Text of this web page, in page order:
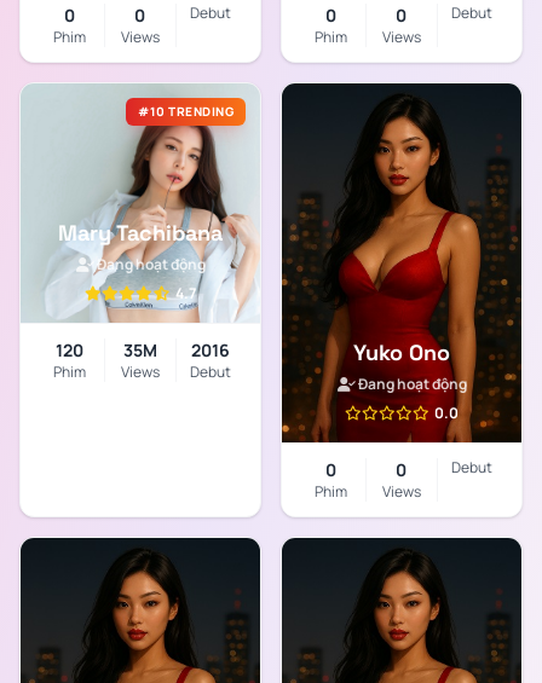
0
Phim
0
Views
Debut 0
Phim
0
Views
Debut
#10 TRENDING
Mary Tachibana
Đang hoạt động
4.7
120
Phim
35M
Views
2016
Debut
Yuko Ono
Đang hoạt động
0.0
0
Phim
0
Views
Debut